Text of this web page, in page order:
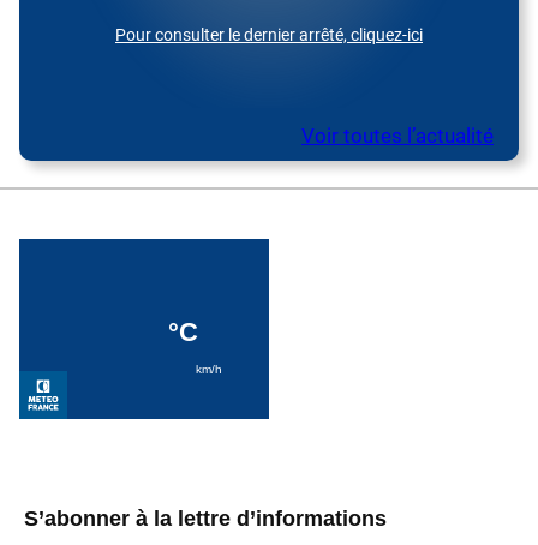
Pour consulter le dernier arrêté, cliquez-ici
Voir toutes l’actualité
S’abonner à la lettre d’informations